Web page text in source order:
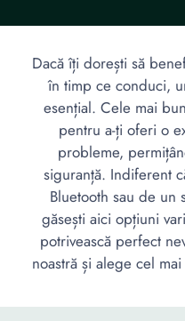
Dacă îți dorești să
în timp ce conduci,
esențial. Cele mai
pentru a-ți oferi o
probleme,
siguranță. Indiferent
Bluetooth sau de un
găsești aici opțiuni
potrivească perfect
noastră și alege cel